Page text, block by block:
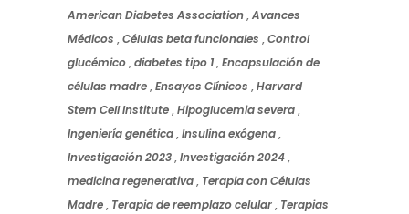
American Diabetes Association,Avances
Médicos ,Células beta funcionales ,Control
glucémico,diabetes tipo 1,Encapsulación de
células madre,Ensayos Clínicos ,Harvard
Stem Cell Institute,Hipoglucemia severa,
Ingeniería genética,Insulina exógena,
Investigación 2023,Investigación 2024,
medicina regenerativa, Terapia con Células
Madre, Terapia de reemplazo celular, Terapias